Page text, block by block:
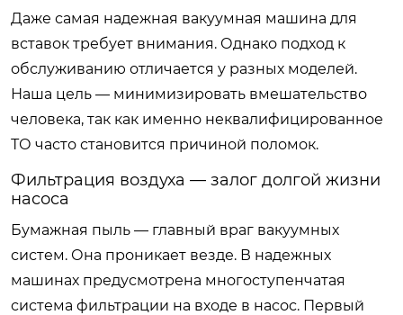
Даже самая надежная вакуумная машина для
вставок требует внимания. Однако подход к
обслуживанию отличается у разных моделей.
Наша цель — минимизировать вмешательство
человека, так как именно неквалифицированное
ТО часто становится причиной поломок.
Фильтрация воздуха — залог долгой жизни
насоса
Бумажная пыль — главный враг вакуумных
систем. Она проникает везде. В надежных
машинах предусмотрена многоступенчатая
система фильтрации на входе в насос. Первый